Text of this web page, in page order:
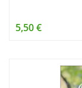
5,50 €